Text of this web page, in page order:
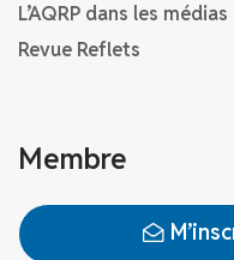
L’AQRP dans les médias
Revue Reflets
Membre